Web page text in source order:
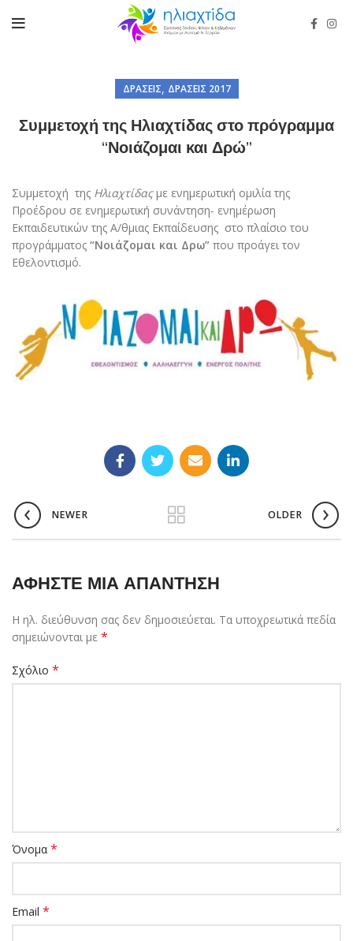
ΔΡΆΣΕΙΣ, ΔΡΆΣΕΙΣ 2017
Συμμετοχή της Ηλιαχτίδας στο πρόγραμμα
“Νοιάζομαι και Δρώ”
Συμμετοχή της Ηλιαχτίδαςμε ενημερωτική ομιλία της
Προέδρου σε ενημερωτική συνάντηση- ενημέρωση
Εκπαιδευτικών της Α/θμιας Εκπαίδευσης στο πλαίσιο του
προγράμματος “Νοιάζομαι και Δρω” που προάγει τον
Εθελοντισμό.
NEWER OLDER
ΑΦΉΣΤΕ ΜΙΑ ΑΠΆΝΤΗΣΗ
Η ηλ. διεύθυνση σας δεν δημοσιεύεται. Τα υποχρεωτικά πεδία
σημειώνονται με *
Σχόλιο *
Όνομα *
Email *